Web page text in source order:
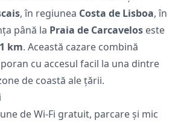
, în regiunea Costa de Lisboa, în
până la Praia de Carcavelos este
km. Această cazare combină
cu accesul facil la una dintre
de coastă ale țării.
de Wi-Fi gratuit, parcare și mic